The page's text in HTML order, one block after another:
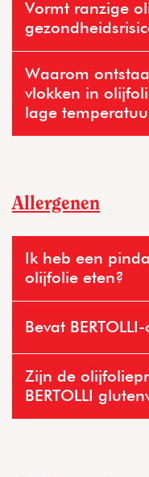
In de winkel:
Thuis:
proeven
Vormt ranzige
Waarom
vlokken in
lage
Allergenen
Ik heb een
olijfolie eten?
Bevat
Zijn de
BERTOLLI